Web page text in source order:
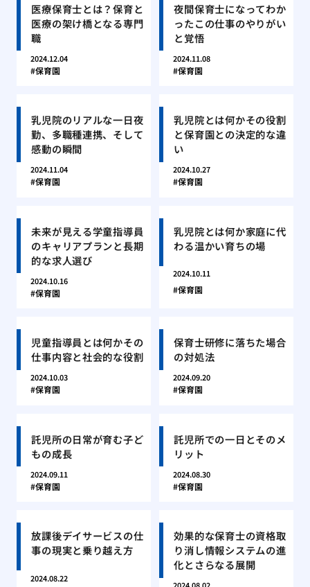
医療保育士とは？保育と
医療の架け橋となる専門
職
2024.12.04
保育園
夜間保育士になってわか
ったこの仕事のやりがい
と覚悟
2024.11.08
保育園
乳児院のリアルな一日夜
勤、多職種連携、そして
感動の瞬間
2024.11.04
保育園
乳児院とは何かその役割
と保育園との決定的な違
い
2024.10.27
保育園
未来が見える学童指導員
のキャリアプランと長期
的な求人選び
2024.10.16
保育園
乳児院とは何か家庭に代
わる温かい育ちの場
2024.10.11
保育園
児童指導員とは何かその
仕事内容と社会的な役割
2024.10.03
保育園
保育士研修に落ちた場合
の対処法
2024.09.20
保育園
託児所の日常が育む子ど
もの成長
2024.09.11
保育園
託児所での一日とそのメ
リット
2024.08.30
保育園
放課後デイサービスの仕
事の現実と乗り越え方
2024.08.22
効果的な保育士の資格取
り消し情報システムの進
化とさらなる展開